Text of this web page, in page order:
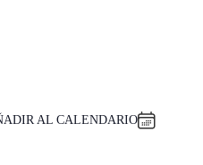
AL CALENDARIO